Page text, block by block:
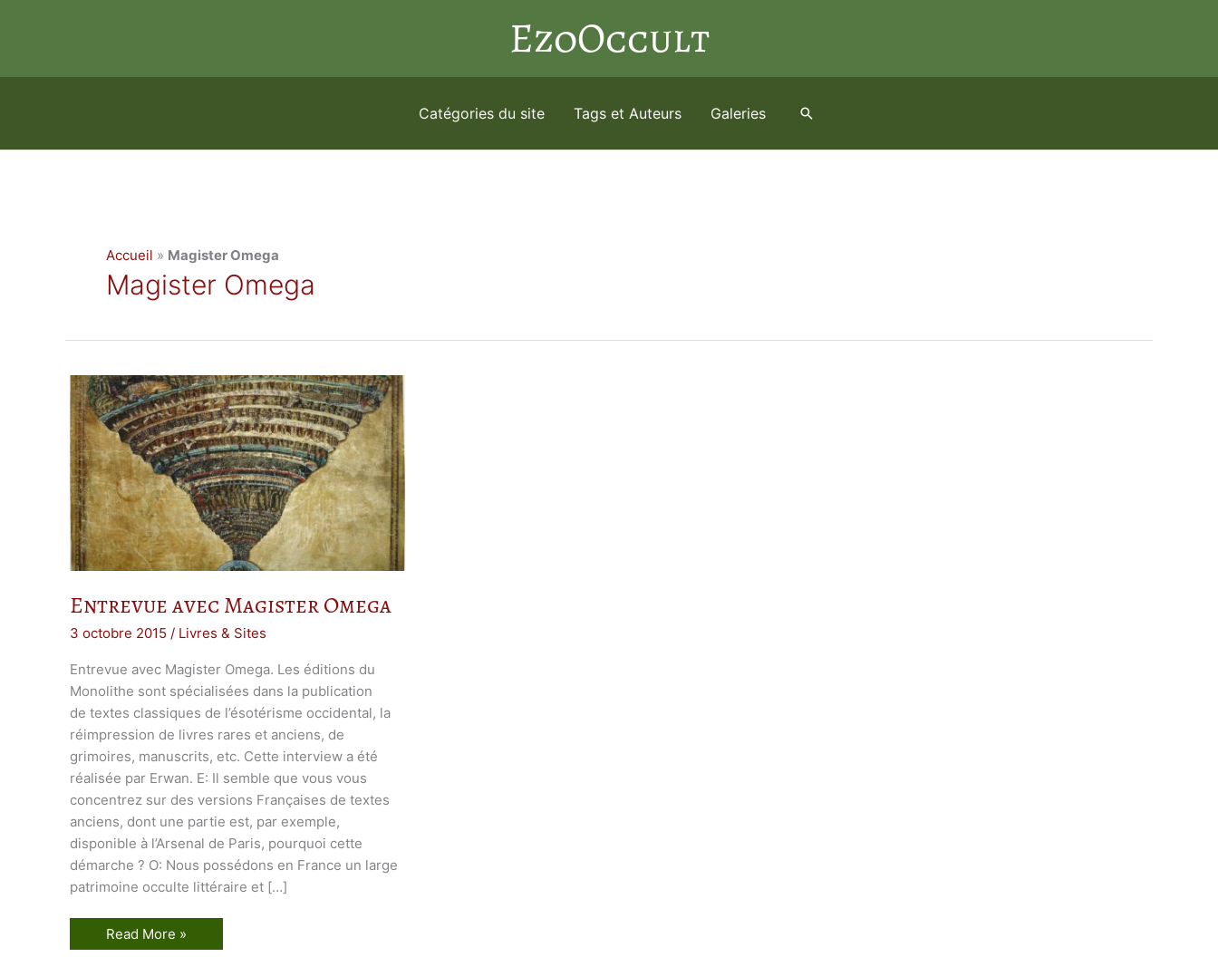
EzoOccult
Catégories du site Tags et Auteurs Galeries
R
c
Accueil » Magister Omega
Magister Omega
Entrevue avec Magister Omega
3 octobre 2015 / Livres & Sites
Entrevue avec Magister Omega. Les éditions du
Monolithe sont spécialisées dans la publication
de textes classiques de l’ésotérisme occidental, la
réimpression de livres rares et anciens, de
grimoires, manuscrits, etc. Cette interview a été
réalisée par Erwan. E: Il semble que vous vous
concentrez sur des versions Françaises de textes
anciens, dont une partie est, par exemple,
disponible à l’Arsenal de Paris, pourquoi cette
démarche ? O: Nous possédons en France un large
patrimoine occulte littéraire et […]
E
n
Read More »